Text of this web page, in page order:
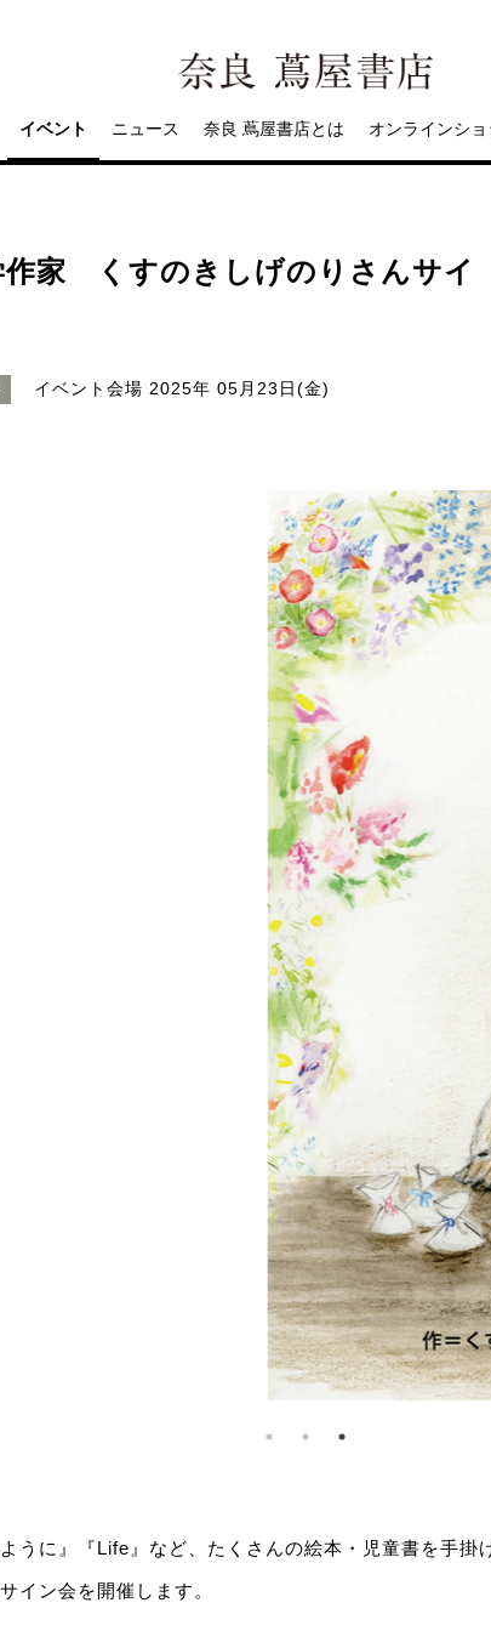
イベント ニュース 奈良 蔦屋書店とは オンラインシ
作家 くすのきしげのりさんサイ
イベント会場 2025年 05月23日(金)
ように』『Life』など、たくさんの絵本・児童書を手掛
イン会を開催します。